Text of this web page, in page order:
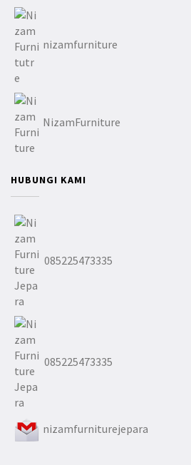
nizamfurniture
NizamFurniture
HUBUNGI KAMI
085225473335
085225473335
nizamfurniturejepara